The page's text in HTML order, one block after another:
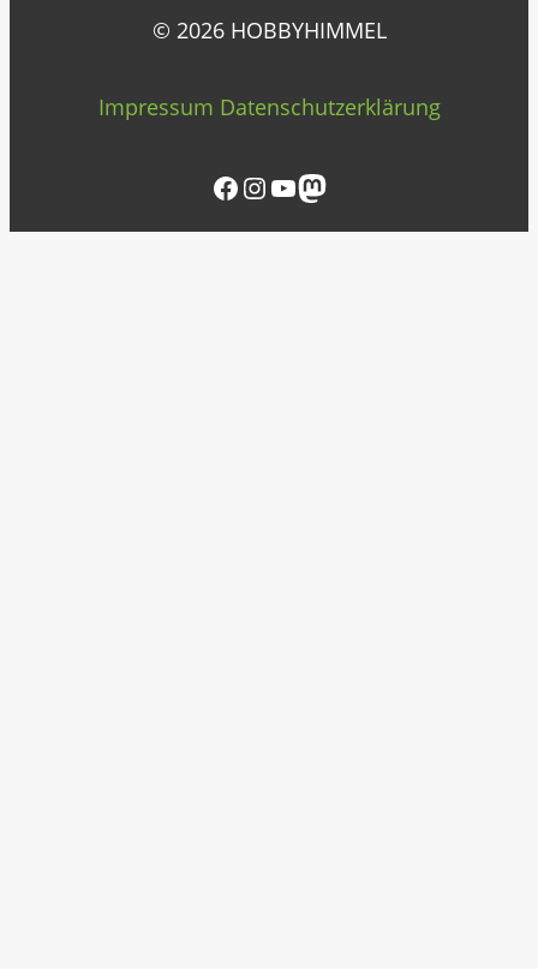
© 2026 HOBBYHIMMEL
Impressum Datenschutzerklärung
Facebook InstagramYouTube Mastodon